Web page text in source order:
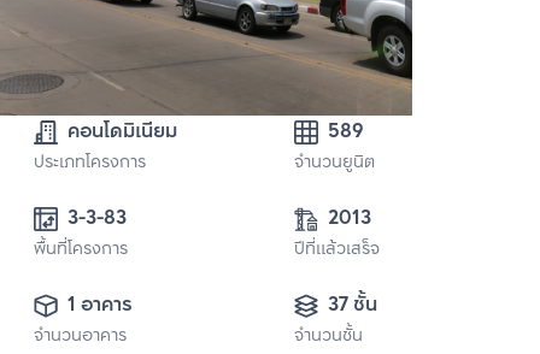
คอนโดมิเนียม
ประเภทโครงการ
589
จำนวนยูนิต
3-3-83
พื้นที่โครงการ
2013
ปีที่แล้วเสร็จ
1 อาคาร
จำนวนอาคาร
37 ชั้น
จำนวนชั้น